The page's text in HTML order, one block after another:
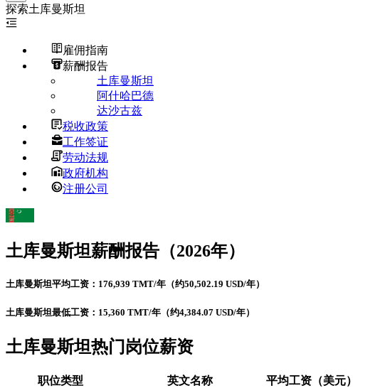
探索土库曼斯坦
雇佣指南
薪酬报告
土库曼斯坦
阿什哈巴德
达沙古兹
税收政策
工作签证
劳动法规
政府机构
注册公司
土库曼斯坦薪酬报告（2026年）
土库曼斯坦平均工资：176,939 TMT/年（约50,502.19 USD/年）
土库曼斯坦最低工资：15,360 TMT/年（约4,384.07 USD/年）
土库曼斯坦热门岗位薪资
职位类型 英文名称
平均工资（美元）